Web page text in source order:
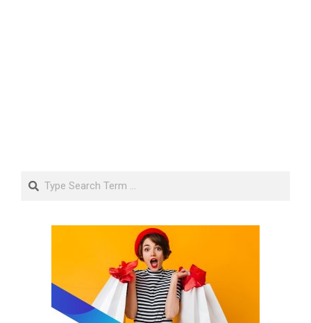
Search